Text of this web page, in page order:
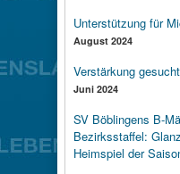
Unterstützung für
August 2024
Verstärkung
Juni 2024
SV Böblingens B-
Bezirksstaffel:
Heimspiel der